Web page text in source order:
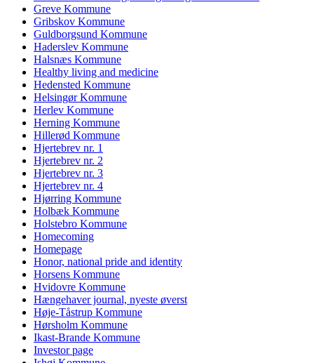
Greve Kommune
Gribskov Kommune
Guldborgsund Kommune
Haderslev Kommune
Halsnæs Kommune
Healthy living and medicine
Hedensted Kommune
Helsingør Kommune
Herlev Kommune
Herning Kommune
Hillerød Kommune
Hjertebrev nr. 1
Hjertebrev nr. 2
Hjertebrev nr. 3
Hjertebrev nr. 4
Hjørring Kommune
Holbæk Kommune
Holstebro Kommune
Homecoming
Homepage
Honor, national pride and identity
Horsens Kommune
Hvidovre Kommune
Hængehaver journal, nyeste øverst
Høje-Tåstrup Kommune
Hørsholm Kommune
Ikast-Brande Kommune
Investor page